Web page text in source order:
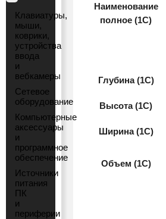
Клавиатуры,
мыши,
коврики,
устройства
ввода
и
вебкамеры
Сетевое
оборудование
Компьютерные
аксессуары
и
программное
обеспечение
Источники
питания
ПК
и
периферии
Наименование
полное (1С)
Глубина (1С)
Высота (1С)
Ширина (1С)
Объем (1С)